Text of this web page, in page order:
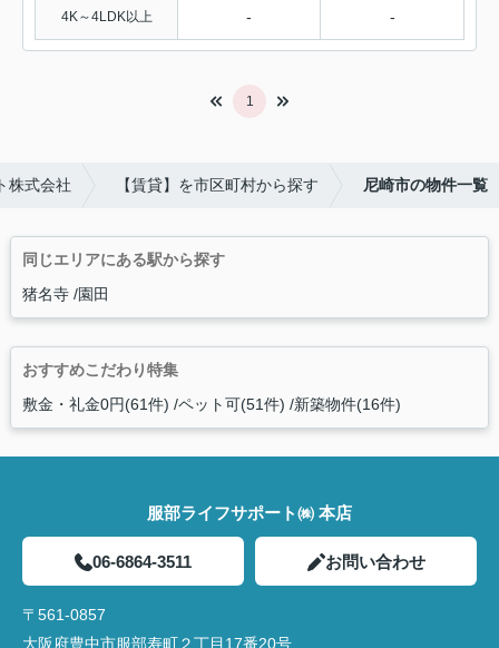
4K～4LDK以上 - -
1
株式会社 【賃貸】を市区町村から探す 尼崎市の物件一覧
同じエリアにある駅から探す
猪名寺 園田
おすすめこだわり特集
敷金・礼金0円(61件) ペット可(51件) 新築物件(16件)
服部ライフサポート㈱ 本店
06-6864-3511 お問い合わせ
〒561-0857
大阪府豊中市服部寿町２丁目17番20号